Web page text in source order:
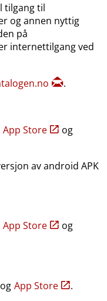
tilgang til
og annen nyttig
på
internettilgang ved
.
App Store
og
av android APK
App Store
og
og App Store .